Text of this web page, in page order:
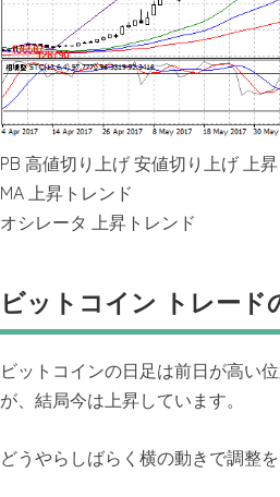
PB 高値切り上げ 安値切り上げ 上
MA 上昇トレンド
オシレータ 上昇トレンド
ビットコイン トレード
ビットコインの日足は前日が高い
が、結局今は上昇しています。
どうやらしばらく横の動きで調整